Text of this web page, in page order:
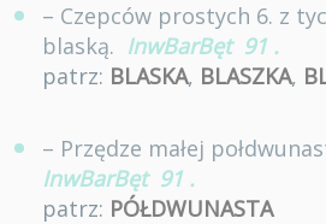
– Czepców prostych 6. z
blaską. InwBarBęt 91 .
patrz: BLASKA, BLASZKA,
– Przędze małej
InwBarBęt 91 .
patrz: PÓŁDWUNASTA